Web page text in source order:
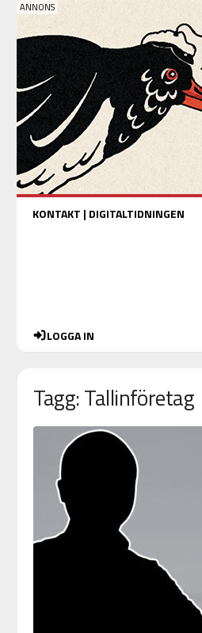
KONTAKT | DIGITALTIDNINGEN
LOGGA IN
Tagg: Tallinföretag